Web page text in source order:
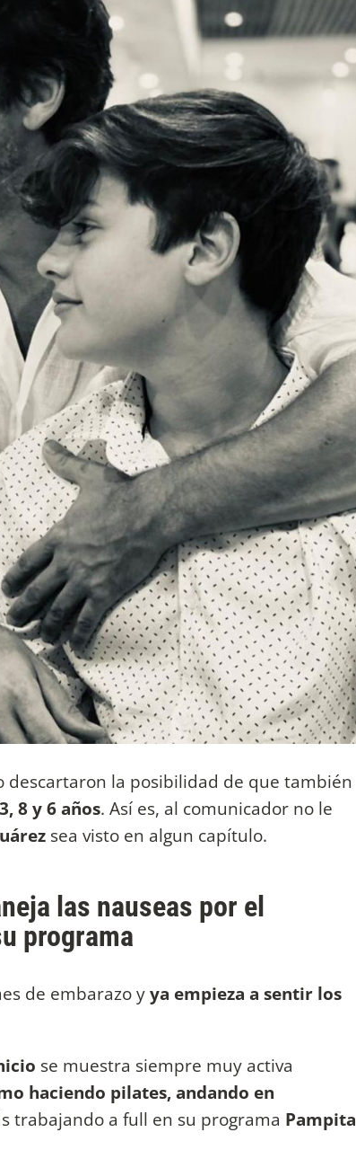
descartaron la posibilidad de que también
8 y 6 años. Así es, al comunicador no le
sea visto en algun capítulo.
las nauseas por el
programa
de embarazo yya empieza a sentir los
se muestra siempre muy activa
haciendo pilates, andando en
trabajando a full en su programa Pampita